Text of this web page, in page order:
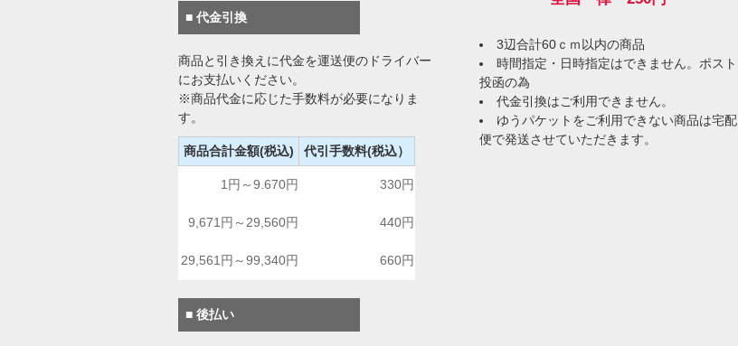
■ 代金引換
商品と引き換えに代金を運送便のドライバー
にお支払いください。
※商品代金に応じた手数料が必要になりま
す。
商品合計金額(税込) 代引手数料(税込）
1円～9.670円 330円
9,671円～29,560円 440円
29,561円～99,340円 660円
■ 後払い
3辺合計60ｃｍ以内の商品
時間指定・日時指定はできません。ポスト
投函の為
代金引換はご利用できません。
ゆうパケットをご利用できない商品は宅配
便で発送させていただきます。